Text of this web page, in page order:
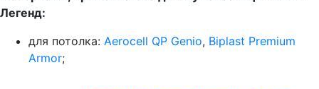
Легенд:
для потолка: Aerocell QP Genio, Biplast Premium
Armor;